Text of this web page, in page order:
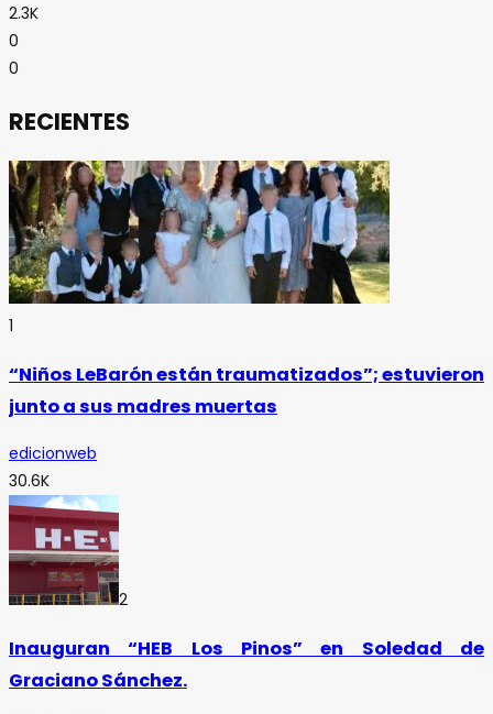
2.3K
0
0
RECIENTES
1
“Niños LeBarón están traumatizados”; estuvieron
junto a sus madres muertas
edicionweb
30.6K
2
Inauguran “HEB Los Pinos” en Soledad de
Graciano Sánchez.